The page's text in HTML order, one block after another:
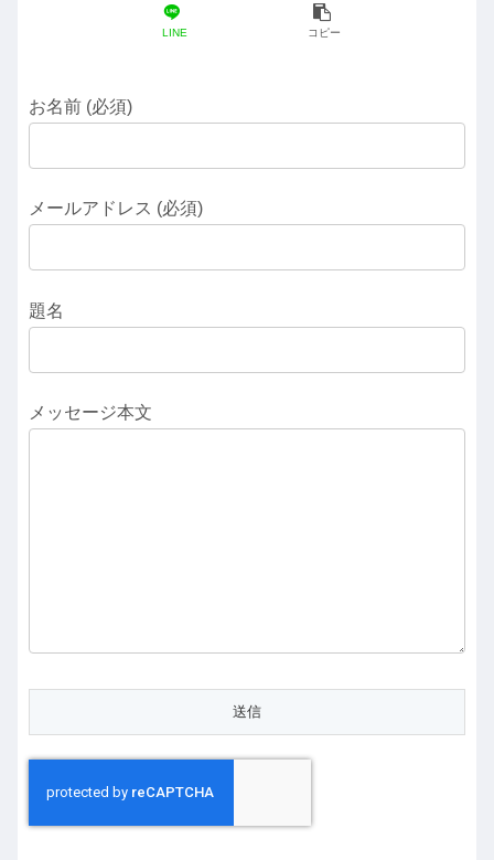
LINE コピー
お名前 (必須)
メールアドレス (必須)
題名
メッセージ本文